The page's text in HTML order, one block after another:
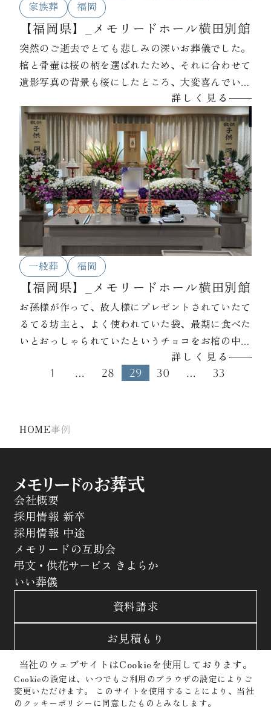
家族葬 福岡
【福岡県】_メモリードホール横田別館
突然のご逝去でとても悲しみの深いお葬儀でした。
棺と骨壷は桜の柄を選ばれたため、それに合わせて
遺影写真の背景も桜にしたところ、大変喜んでいた
だきました。涙涙のお別れでしたが、最後はありが
とうの言葉で見送られました。
詳しく見る
一般葬 福岡
【福岡県】_メモリードホール横田別館
お孫様が作って、故人様にプレゼントされていたて
るてる坊主と、よく使われていた袋、最期に食べた
いとおっしゃられていたというチョコをお棺の中に
詳しく見る
1 … 28 29 30 … 33
HOME事例
会社概要
採用情報 新卒
採用情報 中途
メモリードの互助会
弔文・供花サービス きよらか
いい葬儀
資料請求
お見積もり
お問合わせ
サイトポリシー
プライバシーポリシー
当社のウェブサイトはCookieを使用しております。
Cookieの設定は、いつでもご利用のブラウザの設定によりご
変更いただけます。
このサイトを使用することにより、当社
のクッキーポリシーに同意したものとみなします。